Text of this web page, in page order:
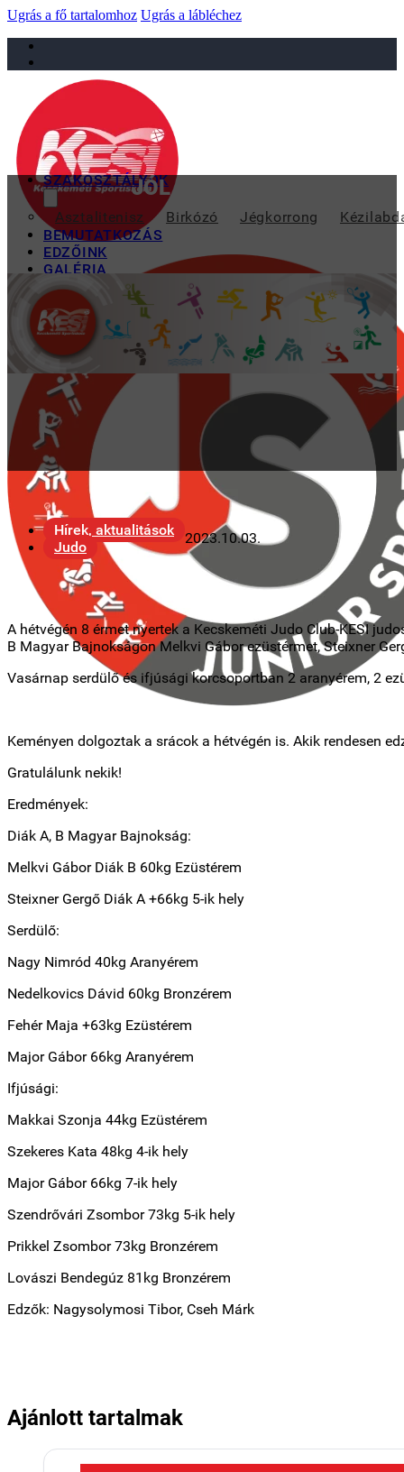
Ugrás a fő tartalomhoz Ugrás a lábléchez
sportiskola@juniorsportkft.hu
SZAKOSZTÁLYOK
Asztalitenisz Birkózó Jégkorrong
BEMUTATKOZÁS
EDZŐINK
GALÉRIA
TAO
KAPCSOLAT
JÓL SZEREPELTEK A
Hírek, aktualitások
Judo
2023.10.03.
A hétvégén 8 érmet nyertek a Kecskeméti Judo Club-KESI
B Magyar Bajnokságon Melkvi Gábor ezüstérmet, Steixner
Vasárnap serdülő és ifjúsági korcsoportban 2 aranyérem, 2
Keményen dolgoztak a srácok a hétvégén is. Akik rendesen
Gratulálunk nekik!
Eredmények:
Diák A, B Magyar Bajnokság:
Melkvi Gábor Diák B 60kg Ezüstérem
Steixner Gergő Diák A +66kg 5-ik hely
Serdülő:
Nagy Nimród 40kg Aranyérem
Nedelkovics Dávid 60kg Bronzérem
Fehér Maja +63kg Ezüstérem
Major Gábor 66kg Aranyérem
Ifjúsági:
Makkai Szonja 44kg Ezüstérem
Szekeres Kata 48kg 4-ik hely
Major Gábor 66kg 7-ik hely
Szendrővári Zsombor 73kg 5-ik hely
Prikkel Zsombor 73kg Bronzérem
Lovászi Bendegúz 81kg Bronzérem
Edzők: Nagysolymosi Tibor, Cseh Márk
Ajánlott tartalmak